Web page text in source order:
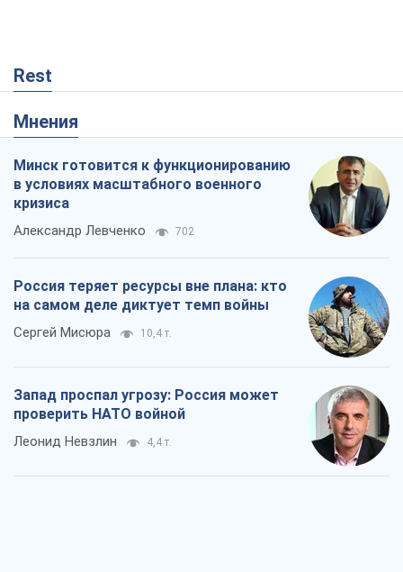
Rest
Мнения
Минск готовится к функционированию
в условиях масштабного военного
кризиса
Александр Левченко 702
Россия теряет ресурсы вне плана: кто
на самом деле диктует темп войны
Сергей Мисюра 10,4 т.
Запад проспал угрозу: Россия может
проверить НАТО войной
Леонид Невзлин 4,4 т.